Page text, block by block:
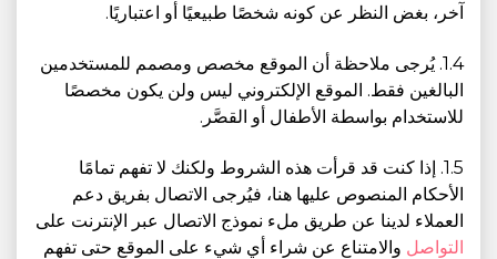
آخر، بغض النظر عن كونه شخصًا طبيعيًا أو اعتباريًا.
1.4. يُرجى ملاحظة أن الموقع مخصص ومصمم للمستخدمين
البالغين فقط. الموقع الإلكتروني ليس ولن يكون مخصصًا
للاستخدام بواسطة الأطفال أو القصَّر.
1.5. إذا كنت قد قرأت هذه الشروط ولكنك لا تفهم تمامًا
الأحكام المنصوص عليها هنا، فيُرجى الاتصال بفريق دعم
العملاء لدينا عن طريق ملء نموذج الاتصال عبر الإنترنت على
التواصل والامتناع عن شراء أي شيء على الموقع حتى تفهم